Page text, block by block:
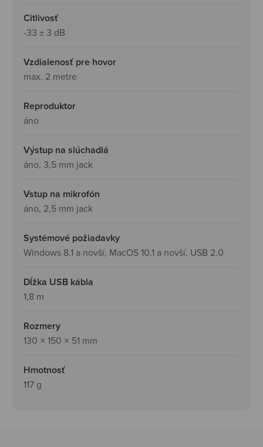
Citlivosť
-33 ± 3 dB
Vzdialenosť pre hovor
max. 2 metre
Reproduktor
áno
Výstup na slúchadlá
áno, 3,5 mm jack
Vstup na mikrofón
áno, 2,5 mm jack
Systémové požiadavky
Windows 8.1 a novší, MacOS 10.1 a novší, USB 2.0
Dĺžka USB kábla
1,8 m
Rozmery
130 × 150 × 51 mm
Hmotnosť
117 g